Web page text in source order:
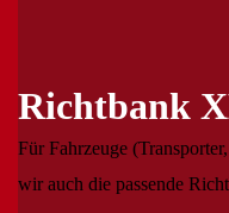
Richtbank
Für Fahrzeuge
wir auch die passende